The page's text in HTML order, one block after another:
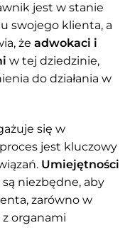
jest w stanie
swojego klienta, a
że adwokaci i
w tej dziedzinie,
do działania w
się w
jest kluczowy
Umiejętności
są niezbędne, aby
zarówno w
organami